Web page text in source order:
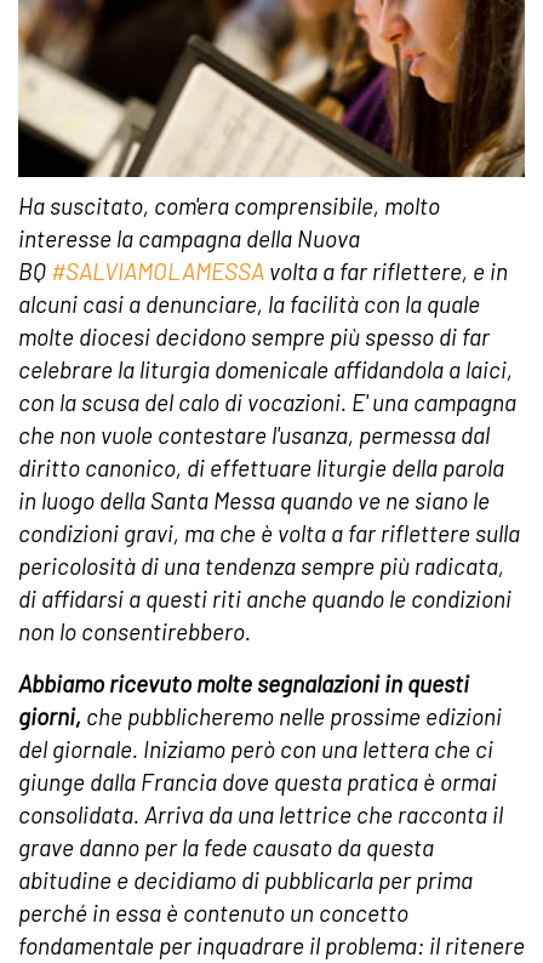
Ha suscitato, com'era comprensibile, molto
interesse la campagna della Nuova
BQ #SALVIAMOLAMESSA volta a far riflettere, e in
alcuni casi a denunciare, la facilità con la quale
molte diocesi decidono sempre più spesso di far
celebrare la liturgia domenicale affidandola a laici,
con la scusa del calo di vocazioni. E' una campagna
che non vuole contestare l'usanza, permessa dal
diritto canonico, di effettuare liturgie della parola
in luogo della Santa Messa quando ve ne siano le
condizioni gravi, ma che è volta a far riflettere sulla
pericolosità di una tendenza sempre più radicata,
di affidarsi a questi riti anche quando le condizioni
non lo consentirebbero.
Abbiamo ricevuto molte segnalazioni in questi
giorni, che pubblicheremo nelle prossime edizioni
del giornale. Iniziamo però con una lettera che ci
giunge dalla Francia dove questa pratica è ormai
consolidata. Arriva da una lettrice che racconta il
grave danno per la fede causato da questa
abitudine e decidiamo di pubblicarla per prima
perché in essa è contenuto un concetto
fondamentale per inquadrare il problema: il ritenere